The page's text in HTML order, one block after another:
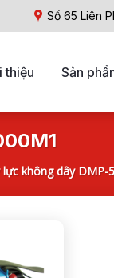
Số 65 Liên
thiệu Sản
không dây DMP-